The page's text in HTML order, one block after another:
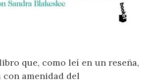
que, como leí en un reseña,
con amenidad del